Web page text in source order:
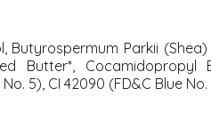
Butyrospermum Parkii
Butter*, Cocamidopropyl
5), CI 42090 (FD&C Blue No.